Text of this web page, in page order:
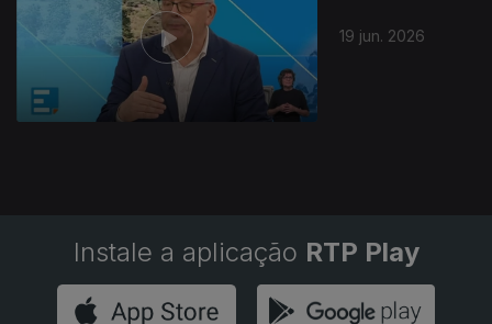
19 jun. 2026
Instale a aplicação RTP Play